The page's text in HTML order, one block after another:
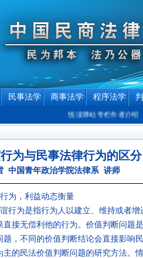
民事法学 商事法学 程序法学
悦读驿站专栏作者介绍 致敬
为与民事法律行为的区分
中国青年政治学院法律系 讲师
为，利益动态衡量
行为是指行为人以建立、维持或者
接无偿利他的行为。价值判断问题
题，不同的价值判断结论会直接影响
的民法价值判断问题的研究方法。